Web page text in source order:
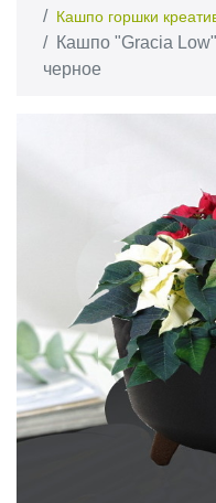
Кашпо горшки
Кашпо "Graсia
черное